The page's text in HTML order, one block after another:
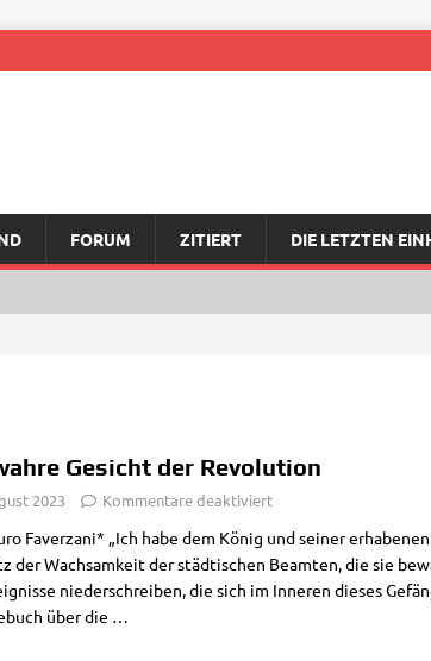
FORUM ZITIERT DIE LETZTEN
Gesicht der Revolution
2023 Kommentare deaktiviert
Faver­za­ni* „Ich habe dem König und sei­ner
der Wach­sam­keit der städ­ti­schen Beam­ten, die sie
nie­der­schrei­ben, die sich im Inne­ren die­ses
über die …